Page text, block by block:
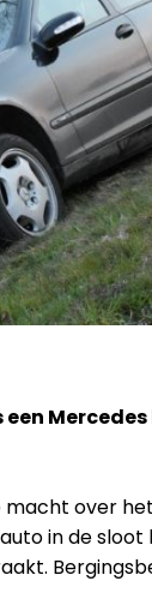
over
in de sloot